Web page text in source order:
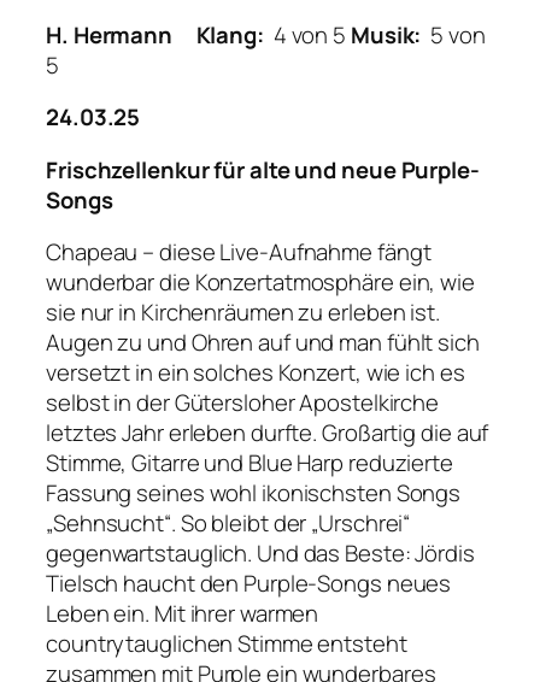
H. Hermann Klang: 4 von 5 Musik: 5 von
5
24.03.25
Frischzellenkur für alte und neue Purple-
Songs
Chapeau – diese Live-Aufnahme fängt
wunderbar die Konzertatmosphäre ein, wie
sie nur in Kirchenräumen zu erleben ist.
Augen zu und Ohren auf und man fühlt sich
versetzt in ein solches Konzert, wie ich es
selbst in der Gütersloher Apostelkirche
letztes Jahr erleben durfte. Großartig die auf
Stimme, Gitarre und Blue Harp reduzierte
Fassung seines wohl ikonischsten Songs
„Sehnsucht“. So bleibt der „Urschrei“
gegenwartstauglich. Und das Beste: Jördis
Tielsch haucht den Purple-Songs neues
Leben ein. Mit ihrer warmen
countrytauglichen Stimme entsteht
zusammen mit Purple ein wunderbares